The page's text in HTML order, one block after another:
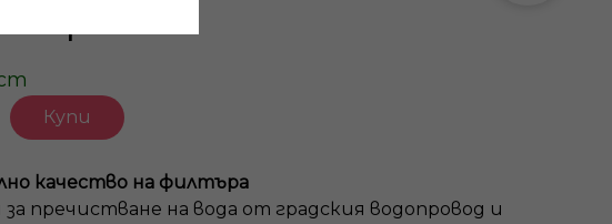
Купи
качество на филтъра
за пречистване на вода от градския водопровод и